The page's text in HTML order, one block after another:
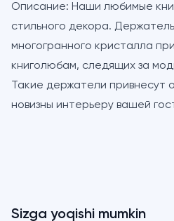
Описание: Наши любимые
стильного декора.
многогранного кристалла
книголюбам, следящих за
Такие держатели привнесут
новизны интерьеру вашей
Sizga yoqishi mumkin